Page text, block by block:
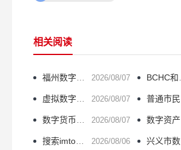
相关阅读
2026/08/07
福州数字货币公司靠谱吗？揭秘行业真相 BCHC和BCH是同一个币吗？搞懂这点不踩坑
2026/08/07
虚拟数字货币交易特性揭秘：2026年投资者必看的7大真相 普通市民碰数字货币，到底算不算违法？一文说清楚
2026/08/07
数字货币理财收益有多高？一文看懂不同玩法的回报 数字资产钱包怎么选？热钱包冷钱包全攻略
2026/08/06
搜索imtoken找不到？官方正版钱包下载安装指南 兴义市数字货币怎么使用？数字人民币开通全攻略